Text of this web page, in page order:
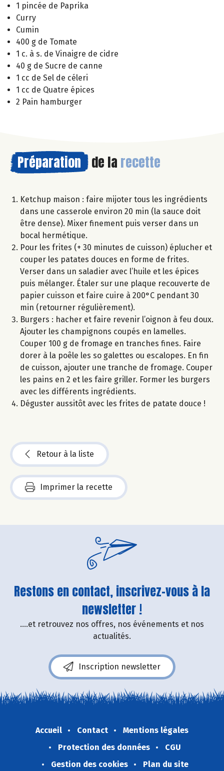
1 pincée de Paprika
Curry
Cumin
400 g de Tomate
1 c. à s. de Vinaigre de cidre
40 g de Sucre de canne
1 cc de Sel de céleri
1 cc de Quatre épices
2 Pain hamburger
Préparation de la recette
Ketchup maison : faire mijoter tous les ingrédients
dans une casserole environ 20 min (la sauce doit
être dense). Mixer finement puis verser dans un
bocal hermétique.
Pour les frites (+ 30 minutes de cuisson) éplucher et
couper les patates douces en forme de frites.
Verser dans un saladier avec l’huile et les épices
puis mélanger. Étaler sur une plaque recouverte de
papier cuisson et faire cuire à 200°C pendant 30
min (retourner régulièrement).
Burgers : hacher et faire revenir l’oignon à feu doux.
Ajouter les champignons coupés en lamelles.
Couper 100 g de fromage en tranches fines. Faire
dorer à la poêle les so galettes ou escalopes. En fin
de cuisson, ajouter une tranche de fromage. Couper
les pains en 2 et les faire griller. Former les burgers
avec les différents ingrédients.
Déguster aussitôt avec les frites de patate douce !
Retour à la liste
Imprimer la recette
Restons en contact, inscrivez-vous à la
newsletter !
....et retrouvez nos offres, nos événements et nos
actualités.
Inscription newsletter
Accueil Contact
Mentions légales
Protection des données
CGU
Gestion des cookies
Plan du site